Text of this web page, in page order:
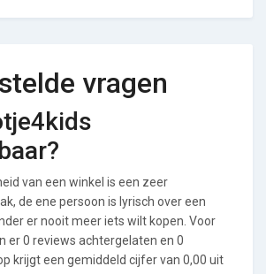
vragen
van een winkel is een zeer
de ene persoon is lyrisch over een
er nooit meer iets wilt kopen. Voor
er 0 reviews achtergelaten en 0
krijgt een gemiddeld cijfer van 0,00 uit